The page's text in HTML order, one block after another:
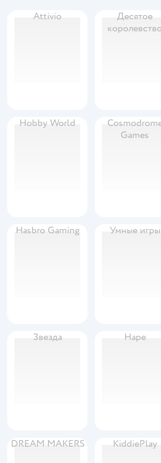
Attivio
Десятое
королевство
Hobby World
Games
Hasbro Gaming Умные игры
Звезда Hape
DREAM MAKERS KiddiePlay